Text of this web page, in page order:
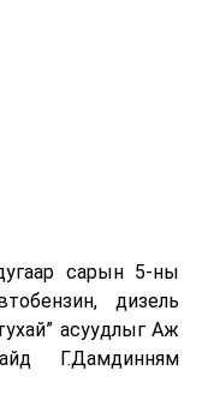
сарын 5-ны
дизель
асуудлыг Аж
Г.Дамдинням